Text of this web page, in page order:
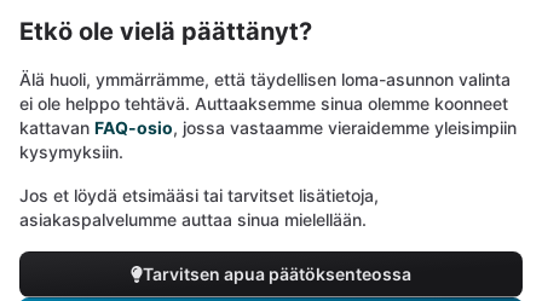
Etkö ole vielä päättänyt?
Älä huoli, ymmärrämme, että täydellisen loma-asunnon valinta
ei ole helppo tehtävä. Auttaaksemme sinua olemme koonneet
kattavan FAQ-osio, jossa vastaamme vieraidemme yleisimpiin
kysymyksiin.
Jos et löydä etsimääsi tai tarvitset lisätietoja,
asiakaspalvelumme auttaa sinua mielellään.
Tarvitsen apua päätöksenteossa